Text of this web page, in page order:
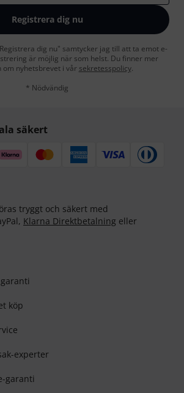
Registrera dig nu
dig nu" samtycker jag till att ta emot e-
är möjlig när som helst. Du finner mer
om nyhetsbrevet i vår sekretesspolicy.
* Nödvändig
säkert
tryggt och säkert med
Klarna Direktbetalning eller
köp
experter
garanti